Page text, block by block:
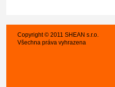
Copyright © 2011 SHEAN s.r.o.
Všechna práva vyhrazena